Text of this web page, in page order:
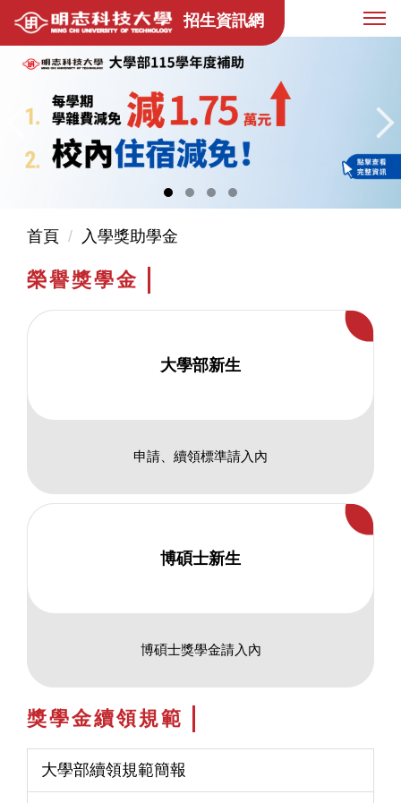
跳
主
招生資訊網
首頁 入學獎助學金
榮譽獎學金
大學部新生
申請、續領標準請入內
博碩士新生
博碩士獎學金請入內
獎學金續領規範
大學部續領規範簡報